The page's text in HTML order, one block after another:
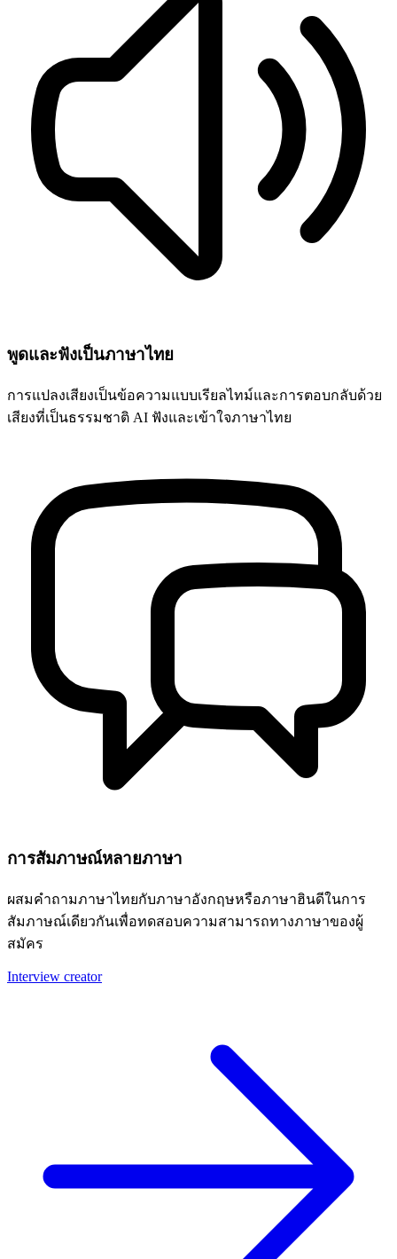
พูดและฟังเป็นภาษาไทย
การแปลงเสียงเป็นข้อความแบบเรียลไทม์และการตอบกลับด้วย
เสียงที่เป็นธรรมชาติ AI ฟังและเข้าใจภาษาไทย
การสัมภาษณ์หลายภาษา
ผสมคำถามภาษาไทยกับภาษาอังกฤษหรือภาษาฮินดีในการ
สัมภาษณ์เดียวกันเพื่อทดสอบความสามารถทางภาษาของผู้
สมัคร
Interview creator